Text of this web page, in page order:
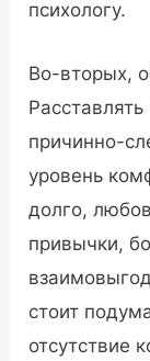
психологу.
Во-вторых,
причинно-
уровень
долго,
привычки,
стоит
отсутствие